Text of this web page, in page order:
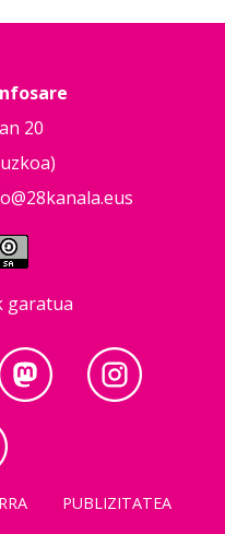
20
garatua
PUBLIZITATEA